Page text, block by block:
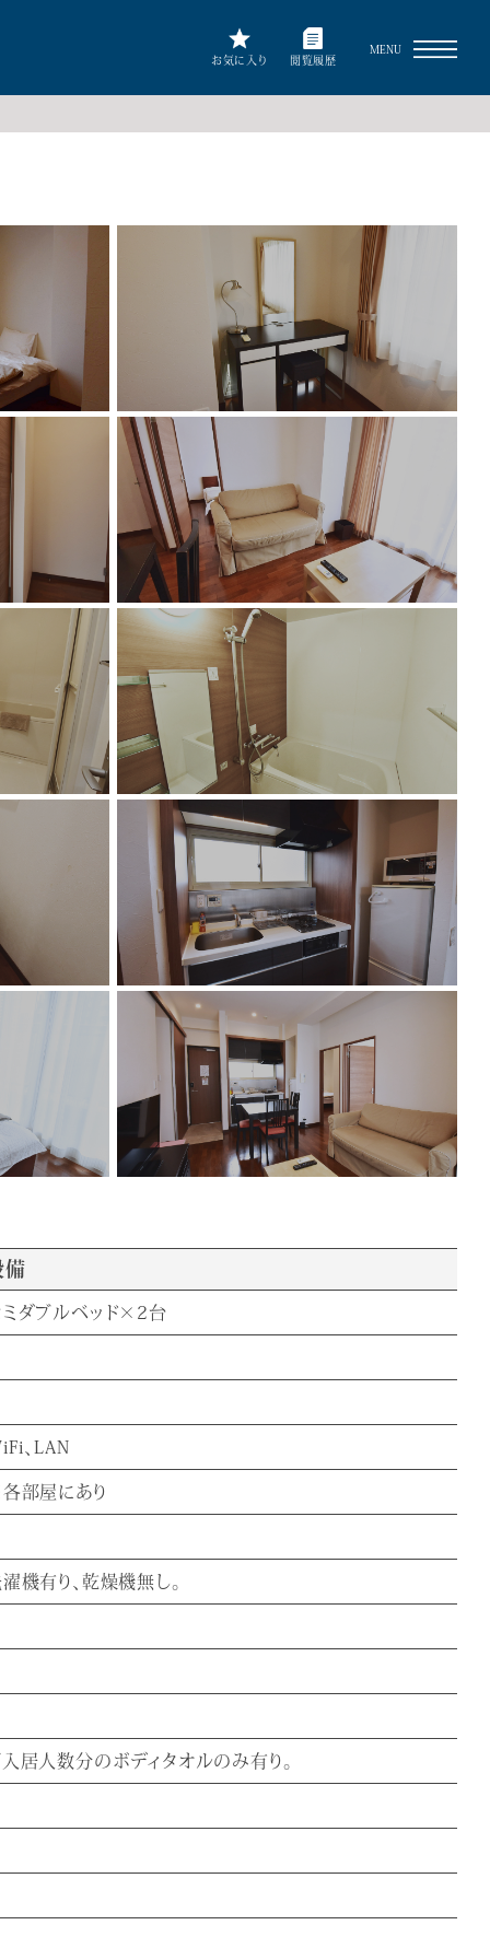
お気に入り 閲覧履歴
MENU
備
ミダブルベッド×2台
、LAN
部屋にあり
機有り、乾燥機無し。
居人数分のボディタオルのみ有り。